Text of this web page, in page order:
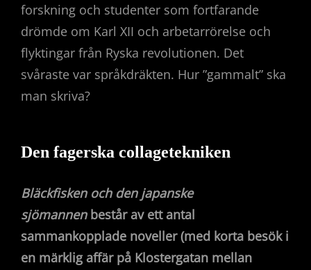
forskning och studenter som fortfarande
drömde om Karl XII och arbetarrörelse och
flyktingar från Ryska revolutionen. Det
svåraste var språkdräkten. Hur ”gammalt” ska
man skriva?
Den fagerska collagetekniken
Bläckfisken och den japanske
sjömannen består av ett antal
sammankopplade noveller (med korta besök i
en märklig affär på Klostergatan mellan